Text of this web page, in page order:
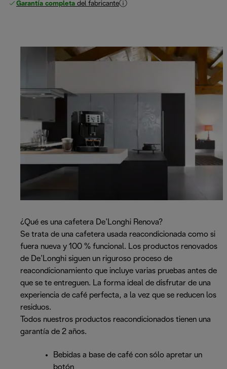
Garantía completa del fabricante
¿Qué es una cafetera De’Longhi Renova?
Se trata de una cafetera usada reacondicionada como si
fuera nueva y 100 % funcional. Los productos renovados
de De’Longhi siguen un riguroso proceso de
reacondicionamiento que incluye varias pruebas antes de
que se te entreguen. La forma ideal de disfrutar de una
experiencia de café perfecta, a la vez que se reducen los
residuos.
Todos nuestros productos reacondicionados tienen una
garantía de 2 años.
Bebidas a base de café con sólo apretar un
botón